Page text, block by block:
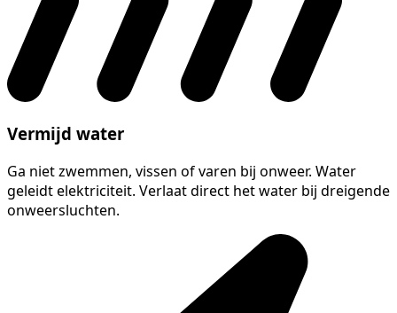
Vermijd water
Ga niet zwemmen, vissen of varen bij onweer. Water
geleidt elektriciteit. Verlaat direct het water bij dreigende
onweersluchten.